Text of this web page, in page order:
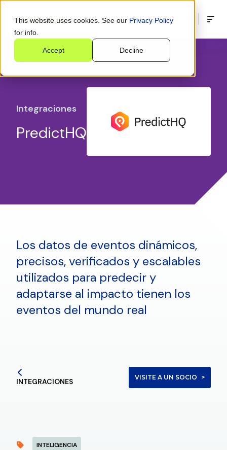
This website uses cookies. See our Privacy Policy
for info.
Accept Decline
Integraciones
PredictHQ
Los datos de eventos dinámicos,
precisos, verificados y escalables
utilizados para predecir y
adaptarse al impacto tienen los
eventos del mundo real
INTEGRACIONES VISITE A UN SOCIO
INTELIGENCIA